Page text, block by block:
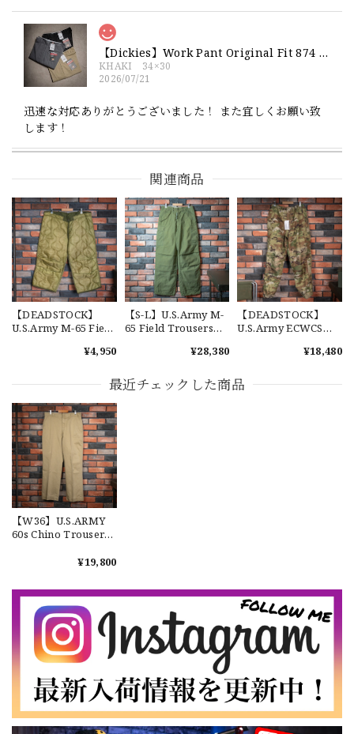
【Dickies】Work Pant Original Fit 874 新品 ディッキーズ オリジナルフィット ワークパンツ
KHAKI 34×30
2026/07/21
迅速な対応ありがとうございました！ また宜しくお願い致
します！
SPO
2026/07/18
交換商品受け取りました 速い発送ありがとうございました
又、トートバッグありがとうございます。使わせて頂きま
す。商品ですがニューエラとはひと味違ってとてもいいと思
います。チェーンステッチが雰囲気があり、他とかぶらない
感じが気に入りました。 YouTube 楽しみにしてます
GREEN
2026/07/17
2026/07/17
DSA
なかなか見つからないこの色味が本当に好きです！ありがと
うございました！
【LARGE】Ralph Lauren Short Sleeve Cotton BD Shirt ラルフローレン ユーズド 半袖 ボタンダウンシャツ No.146
2026/07/14
関連商品
【DEADSTOCK】
U.S.Army M-65 Field
アメリカ軍 新品 M65
ー 単体 キルティング
¥4,950
【S-L】U.S.Army M-
65 Field Trousers
M65 カーゴパンツ 実
¥28,380
【DEADSTOCK】
U.S.Army ECWCS
GORE-TEX Trousers
品 アメリカ軍 デッド
ストック スコーピオ
¥18,480
最近チェックした商品
【W36】U.S.ARMY
60s Chino Trousers
Cotton100％ 実物 ア
コットン 希少 No.10
¥19,800